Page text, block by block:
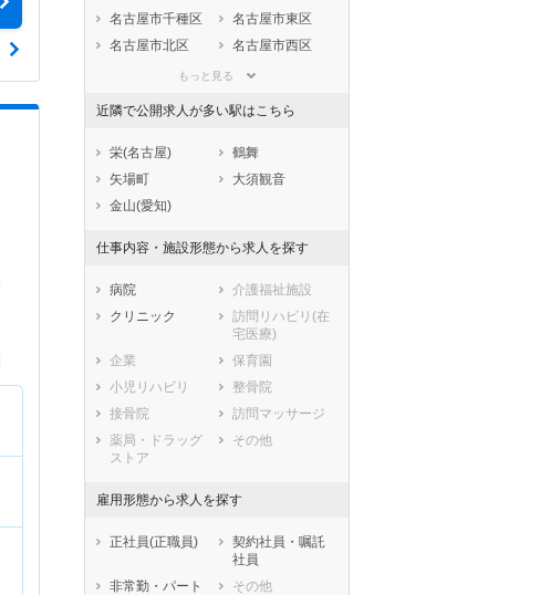
滋賀県
京都府
大阪府
兵庫県
奈良県
和歌山県
島根県
広島県
山口県
徳島県
福岡県
佐賀県
熊本県
大分県
宮崎県
鹿児島県
名古屋市千種区
名古屋市東区
名古屋市北区
名古屋市西区
名古屋市中村区
名古屋市中区
名古屋市港区
名古屋市南区
名古屋市守山区
名古屋市緑区
名古屋市名東区
豊橋市
岡崎市
一宮市
瀬戸市
半田市
春日井市
津島市
碧南市
刈谷市
豊田市
安城市
西尾市
蒲郡市
犬山市
常滑市
稲沢市
新城市
知多市
知立市
尾張旭市
高浜市
もっと見る
近隣で公開求人が多い駅はこちら
栄(名古屋)
鶴舞
矢場町
大須観音
金山(愛知)
仕事内容・施設形態から求人を探す
病院
介護福祉施設
クリニック
訪問リハビリ(在
宅医療)
企業
保育園
小児リハビリ
整骨院
接骨院
訪問マッサージ
薬局・ドラッグ
ストア
その他
雇用形態から求人を探す
正社員(正職員)
契約社員・嘱託
社員
非常勤・パート
その他